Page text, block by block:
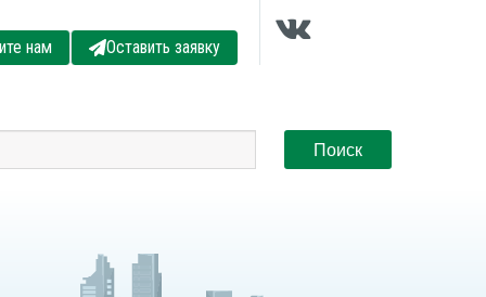
нам Оставить заявку